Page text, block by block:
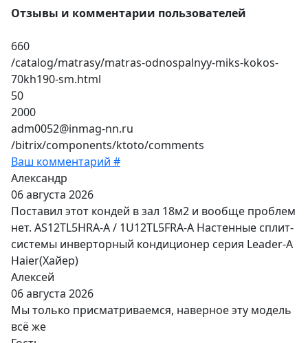
Отзывы и комментарии пользователей
660
/catalog/matrasy/matras-odnospalnyy-miks-kokos-
70kh190-sm.html
50
2000
adm0052@inmag-nn.ru
/bitrix/components/ktoto/comments
Ваш комментарий #
Александр
06 августа 2026
Поставил этот кондей в зал 18м2 и вообще проблем
нет. AS12TL5HRA-A / 1U12TL5FRA-A Настенные сплит-
системы инверторный кондиционер серия Leader-A
Haier(Хайер)
Алексей
06 августа 2026
Мы только присматриваемся, наверное эту модель
всё же